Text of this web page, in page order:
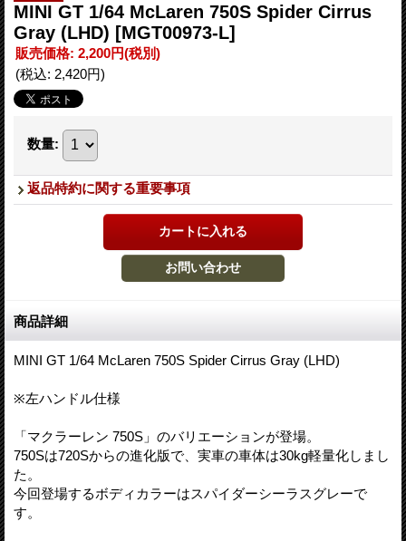
MINI GT 1/64 McLaren 750S Spider Cirrus
Gray (LHD) [MGT00973-L]
販売価格: 2,200円(税別)
(税込: 2,420円)
数量:
返品特約に関する重要事項
商品詳細
MINI GT 1/64 McLaren 750S Spider Cirrus Gray (LHD)
※左ハンドル仕様
「マクラーレン 750S」のバリエーションが登場。
750Sは720Sからの進化版で、実車の車体は30kg軽量化しまし
た。
今回登場するボディカラーはスパイダーシーラスグレーで
す。